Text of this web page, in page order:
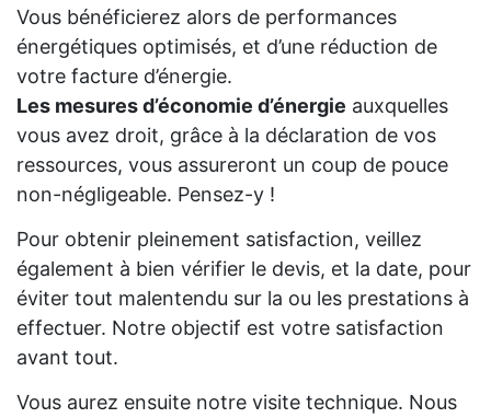
Vous bénéficierez alors de performances
énergétiques optimisés, et d’une réduction de
votre facture d’énergie.
Les mesures d’économie d’énergie auxquelles
vous avez droit, grâce à la déclaration de vos
ressources, vous assureront un coup de pouce
non-négligeable. Pensez-y !
Pour obtenir pleinement satisfaction, veillez
également à bien vérifier le devis, et la date, pour
éviter tout malentendu sur la ou les prestations à
effectuer. Notre objectif est votre satisfaction
avant tout.
Vous aurez ensuite notre visite technique. Nous